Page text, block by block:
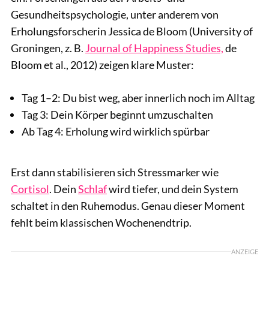
Gesundheitspsychologie, unter anderem von
Erholungsforscherin Jessica de Bloom (University of
Groningen, z. B. Journal of Happiness Studies,de
Bloom et al., 2012) zeigen klare Muster:
Tag 1–2: Du bist weg, aber innerlich noch im Alltag
Tag 3: Dein Körper beginnt umzuschalten
Ab Tag 4: Erholung wird wirklich spürbar
Erst dann stabilisieren sich Stressmarker wie
Cortisol. DeinSchlafwird tiefer, und dein System
schaltet in den Ruhemodus. Genau dieser Moment
fehlt beim klassischen Wochenendtrip.
ANZEIGE